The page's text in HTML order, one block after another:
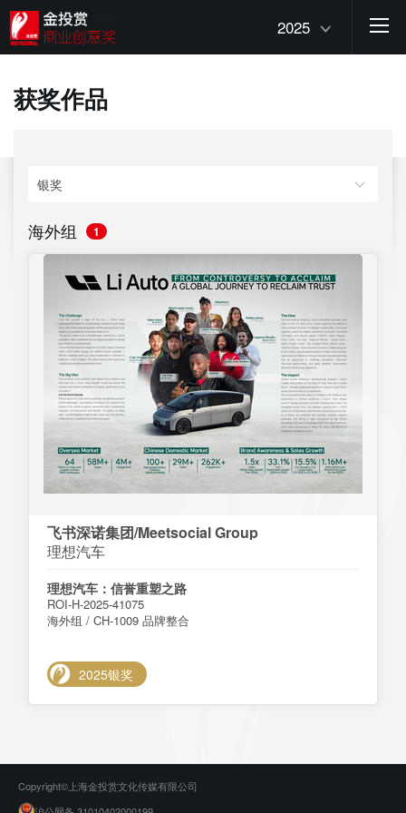
2025
获奖作品
海外组 1
飞书深诺集团/Meetsocial Group
理想汽车
理想汽车：信誉重塑之路
ROI-H-2025-41075
海外组 / CH-1009 品牌整合
2025银奖
Copyright©上海金投赏文化传媒有限公司